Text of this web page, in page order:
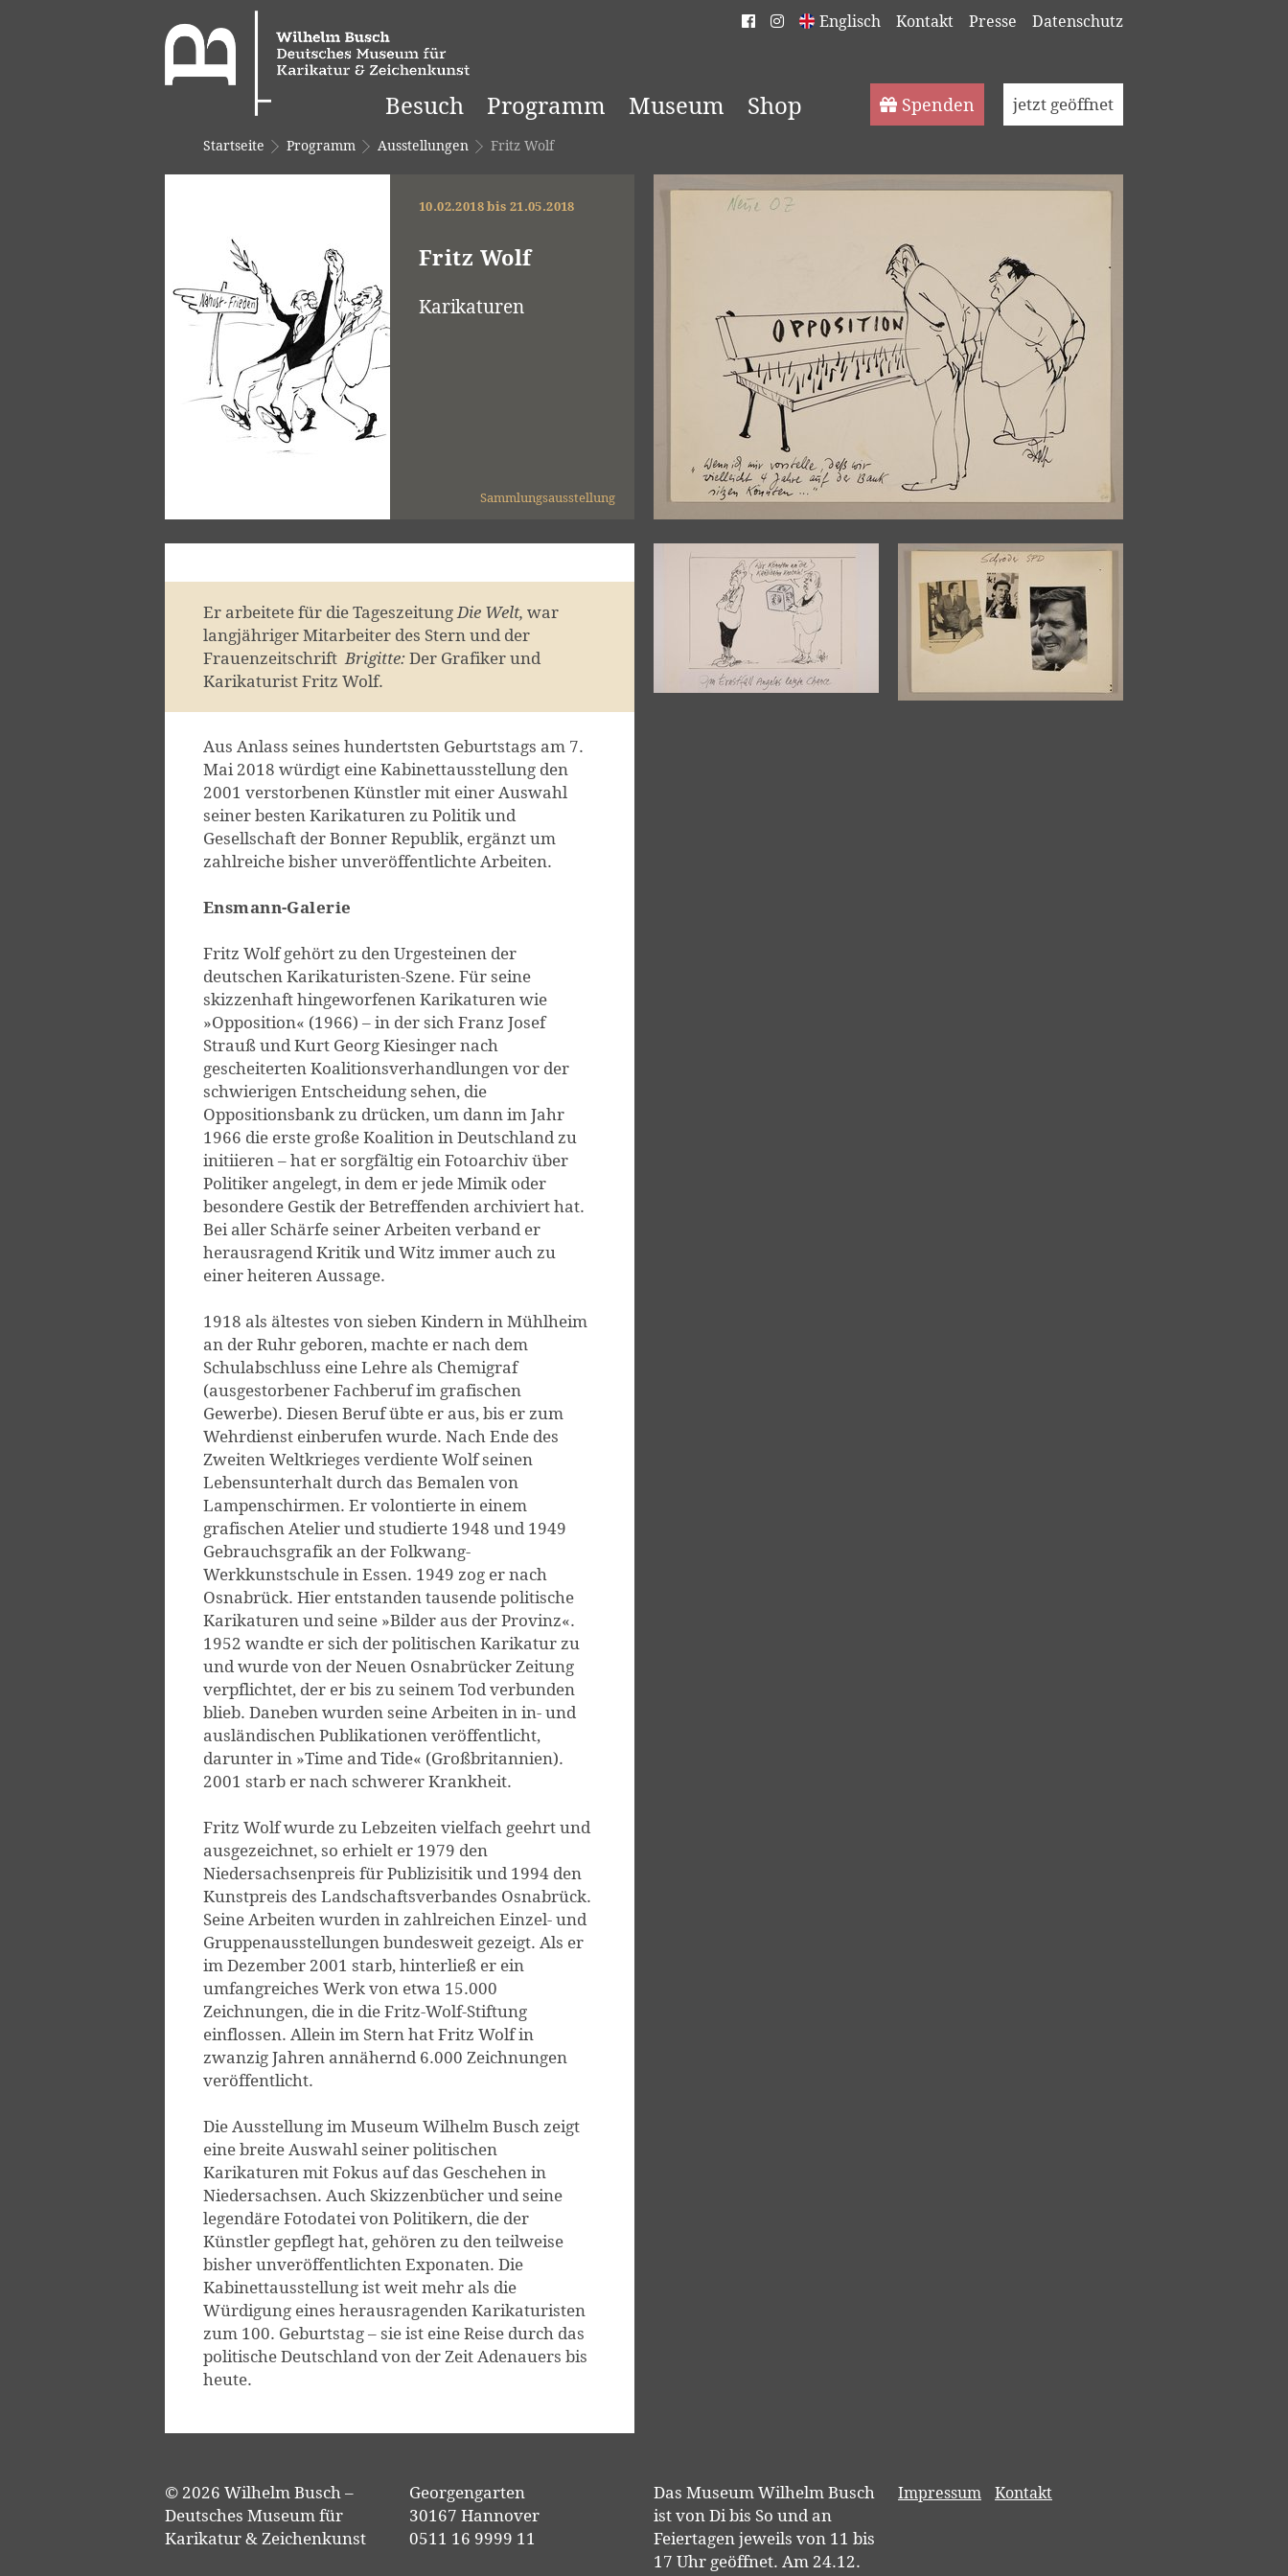
Spenden jetzt geöffnet
Besuch Programm Museum Shop
Englisch Kontakt Presse Datenschutz
Startseite Programm Ausstellungen Fritz Wolf
10.02.2018 bis 21.05.2018
Fritz Wolf
Karikaturen
Sammlungsausstellung
Er arbeitete für die TageszeitungDie Welt, war
langjähriger Mitarbeiter des Stern und der
FrauenzeitschriftBrigitte: Der Grafiker und
Karikaturist Fritz Wolf.
Aus Anlass seines hundertsten Geburtstags am 7.
Mai 2018 würdigt eine Kabinettausstellung den
2001 verstorbenen Künstler mit einer Auswahl
seiner besten Karikaturen zu Politik und
Gesellschaft der Bonner Republik, ergänzt um
zahlreiche bisher unveröffentlichte Arbeiten.
Ensmann-Galerie
Fritz Wolf gehört zu den Urgesteinen der
deutschen Karikaturisten-Szene. Für seine
skizzenhaft hingeworfenen Karikaturen wie
»Opposition« (1966) – in der sich Franz Josef
Strauß und Kurt Georg Kiesinger nach
gescheiterten Koalitionsverhandlungen vor der
schwierigen Entscheidung sehen, die
Oppositionsbank zu drücken, um dann im Jahr
1966 die erste große Koalition in Deutschland zu
initiieren – hat er sorgfältig ein Fotoarchiv über
Politiker angelegt, in dem er jede Mimik oder
besondere Gestik der Betreffenden archiviert hat.
Bei aller Schärfe seiner Arbeiten verband er
herausragend Kritik und Witz immer auch zu
einer heiteren Aussage.
1918 als ältestes von sieben Kindern in Mühlheim
an der Ruhr geboren, machte er nach dem
Schulabschluss eine Lehre als Chemigraf
(ausgestorbener Fachberuf im grafischen
Gewerbe). Diesen Beruf übte er aus, bis er zum
Wehrdienst einberufen wurde. Nach Ende des
Zweiten Weltkrieges verdiente Wolf seinen
Lebensunterhalt durch das Bemalen von
Lampenschirmen. Er volontierte in einem
grafischen Atelier und studierte 1948 und 1949
Gebrauchsgrafik an der Folkwang-
Werkkunstschule in Essen. 1949 zog er nach
Osnabrück. Hier entstanden tausende politische
Karikaturen und seine »Bilder aus der Provinz«.
1952 wandte er sich der politischen Karikatur zu
und wurde von der Neuen Osnabrücker Zeitung
verpflichtet, der er bis zu seinem Tod verbunden
blieb. Daneben wurden seine Arbeiten in in- und
ausländischen Publikationen veröffentlicht,
darunter in »Time and Tide« (Großbritannien).
2001 starb er nach schwerer Krankheit.
Fritz Wolf wurde zu Lebzeiten vielfach geehrt und
ausgezeichnet, so erhielt er 1979 den
Niedersachsenpreis für Publizisitik und 1994 den
Kunstpreis des Landschaftsverbandes Osnabrück.
Seine Arbeiten wurden in zahlreichen Einzel- und
Gruppenausstellungen bundesweit gezeigt. Als er
im Dezember 2001 starb, hinterließ er ein
umfangreiches Werk von etwa 15.000
Zeichnungen, die in die Fritz-Wolf-Stiftung
einflossen. Allein im Stern hat Fritz Wolf in
zwanzig Jahren annähernd 6.000 Zeichnungen
veröffentlicht.
Die Ausstellung im Museum Wilhelm Busch zeigt
eine breite Auswahl seiner politischen
Karikaturen mit Fokus auf das Geschehen in
Niedersachsen. Auch Skizzenbücher und seine
legendäre Fotodatei von Politikern, die der
Künstler gepflegt hat, gehören zu den teilweise
bisher unveröffentlichten Exponaten. Die
Kabinettausstellung ist weit mehr als die
Würdigung eines herausragenden Karikaturisten
zum 100. Geburtstag – sie ist eine Reise durch das
politische Deutschland von der Zeit Adenauers bis
heute.
© 2026 Wilhelm Busch –
Deutsches Museum für
Karikatur & Zeichenkunst
Georgengarten
30167 Hannover
0511 16 9999 11
Das Museum Wilhelm Busch
ist von Di bis So und an
Feiertagen jeweils von 11 bis
17 Uhr geöffnet. Am 24.12.
Impressum Kontakt